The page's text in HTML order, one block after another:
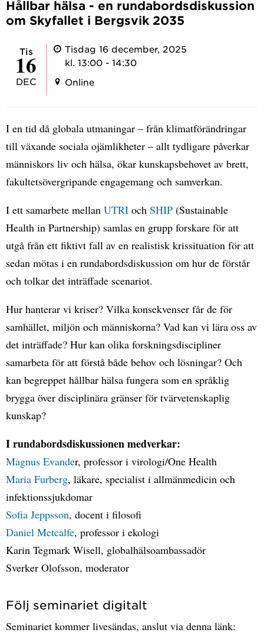
Hållbar hälsa - en rundabordsdiskussion
om Skyfallet i Bergsvik 2035
tis
16
DEC
Tisdag 16 december, 2025
kl. 13:00 - 14:30
Online
I en tid då globala utmaningar – från klimatförändringar
till växande sociala ojämlikheter – allt tydligare påverkar
människors liv och hälsa, ökar kunskapsbehovet av brett,
fakultetsövergripande engagemang och samverkan.
I ett samarbete mellan UTRI och SHIP (Sustainable
Health in Partnership) samlas en grupp forskare för att
utgå från ett fiktivt fall av en realistisk krissituation för att
sedan mötas i en rundabordsdiskussion om hur de förstår
och tolkar det inträffade scenariot.
Hur hanterar vi kriser? Vilka konsekvenser får de för
samhället, miljön och människorna? Vad kan vi lära oss av
det inträffade? Hur kan olika forskningsdiscipliner
samarbeta för att förstå både behov och lösningar? Och
kan begreppet hållbar hälsa fungera som en språklig
brygga över disciplinära gränser för tvärvetenskaplig
kunskap?
I rundabordsdiskussionen medverkar:
Magnus Evander, professor i virologi/One Health
Maria Furberg, läkare, specialist i allmänmedicin och
infektionssjukdomar
Sofia Jeppsson, docent i filosofi
Daniel Metcalfe, professor i ekologi
Karin Tegmark Wisell, globalhälsoambassadör
Sverker Olofsson, moderator
Följ seminariet digitalt
Seminariet kommer livesändas, anslut via denna länk: